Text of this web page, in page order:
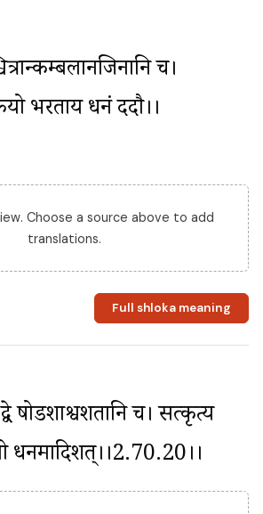
च।
भरताय धनं ददौ।।
Choose a source above to add
translations.
Full shloka meaning
षोडशाश्वशतानि च। सत्कृत्य